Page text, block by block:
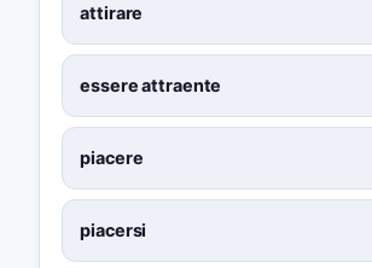
attirare
essere attraente
piacere
piacersi